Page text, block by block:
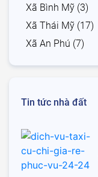
Xã Bình Mỹ (3)
Xã Thái Mỹ (17)
Xã An Phú (7)
Tin tức nhà đất